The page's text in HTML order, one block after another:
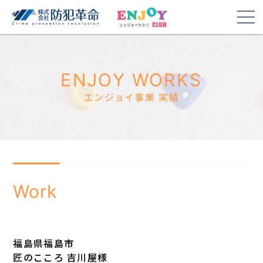
ENJOY WORKS
エンジョイ事業 実績
Work
福島県福島市
匠のこころ 吉川屋様